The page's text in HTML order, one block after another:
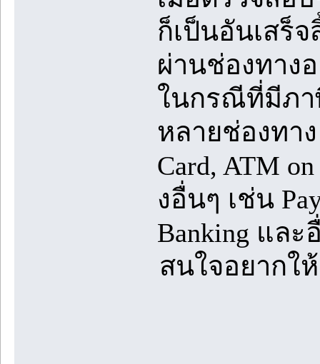
ก็เป็นอันเสร็
ผ่านช่องทาง
ในกรณีที่มีภา
หลายช่องทาง
Card, ATM
งอื่นๆ เช่น
Banking และ
สนใจอยากใ